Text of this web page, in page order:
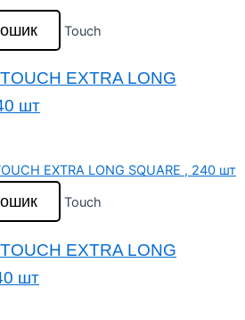
Touch
EXTRA LONG
шт
Touch
EXTRA LONG
шт